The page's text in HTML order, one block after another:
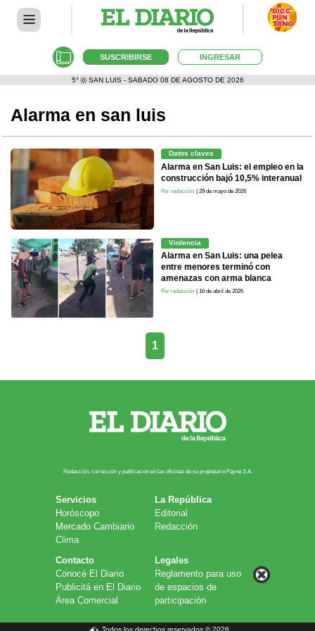
SUSCRIBIRSE INGRESAR
5° SAN LUIS - SABADO 08 DE AGOSTO DE 2026
Alarma en san luis
Datos claves
Alarma en San Luis: el empleo en la
construcción bajó 10,5% interanual
Por redacción | 29 de mayo de 2026
Violencia
Alarma en San Luis: una pelea
entre menores terminó con
amenazas con arma blanca
Por redacción | 16 de abril de 2026
1
Redacción, corrección y publicación en las oficinas de su propietario Payn​é S.A.
Servicios
Horóscopo
Mercado Cambiario
Clima
La República
Editorial
Redacción
Contacto
Conocé El Diario
Publicitá en El Diario
Área Comercial
Legales
Reglamento para uso
de espacios de
participación
Todos los derechos reservados © 2026